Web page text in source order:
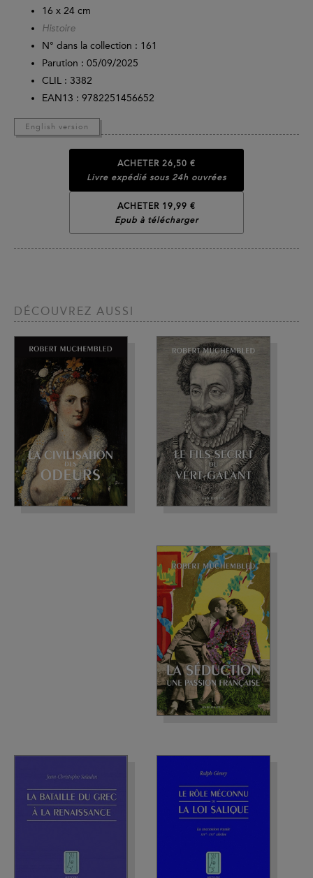
16 x 24 cm
Histoire
N° dans la collection : 161
Parution : 05/09/2025
CLIL : 3382
EAN13 : 9782251456652
English version
ACHETER 26,50 €
Livre expédié sous 24h ouvrées
ACHETER 19,99 €
Epub à télécharger
DÉCOUVREZ AUSSI